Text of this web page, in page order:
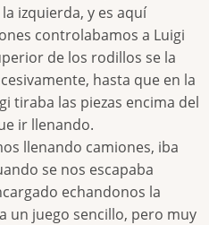
izquierda, y es aquí
controlabamos a Luigi
de los rodillos se la
hasta que en la
tiraba las piezas encima del
ir llenando.
llenando camiones, iba
se nos escapaba
echandonos la
un juego sencillo, pero muy